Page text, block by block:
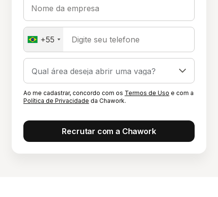
Nome da empresa
+55 Digite seu telefone
Ao me cadastrar, concordo com os Termos de Uso e com a
Política de Privacidade da Chawork.
Recrutar com a Chawork